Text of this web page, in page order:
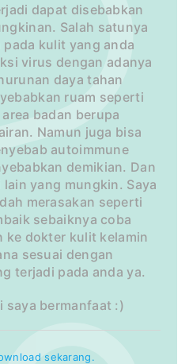
dapat disebabkan
Salah satunya
kulit yang anda
virus dengan adanya
daya tahan
ruam seperti
badan berupa
Namun juga bisa
autoimmune
demikian. Dan
yang mungkin. Saya
merasakan seperti
sebaiknya coba
dokter kulit kelamin
sesuai dengan
terjadi pada anda ya.
saya bermanfaat :)
sekarang.